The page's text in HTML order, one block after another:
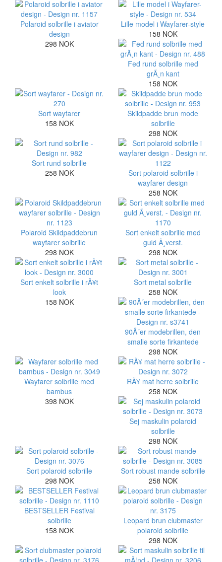
Polaroid solbrille i aviator
design
298 NOK
Lille model i Wayfarer-style
158 NOK
Fed rund solbrille med
grÃ¸n kant
158 NOK
Sort wayfarer
158 NOK
Skildpadde brun mode
solbrille
298 NOK
Sort rund solbrille
258 NOK
Sort polaroid solbrille i
wayfarer design
258 NOK
Polaroid Skildpaddebrun
wayfarer solbrille
298 NOK
Sort enkelt solbrille med
guld Ã¸verst.
298 NOK
Sort enkelt solbrille i rÃ¥t
look
158 NOK
Sort metal solbrille
258 NOK
90Â´er modebrillen, den
smalle sorte firkantede
298 NOK
Wayfarer solbrille med
bambus
398 NOK
RÃ¥ mat herre solbrille
258 NOK
Sej maskulin polaroid
solbrille
298 NOK
Sort polaroid solbrille
298 NOK
Sort robust mande solbrille
258 NOK
BESTSELLER Festival
solbrille
158 NOK
Leopard brun clubmaster
polaroid solbrille
298 NOK